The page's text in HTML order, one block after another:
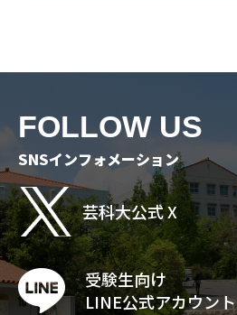
FOLLOW US
SNSインフォメーション
芸科大公式 X
受験生向け
LINE公式アカウント